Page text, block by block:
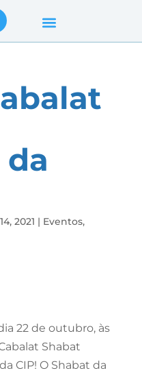
2021 | Eventos,
22 de outubro, às
Shabat
CIP! O Shabat da